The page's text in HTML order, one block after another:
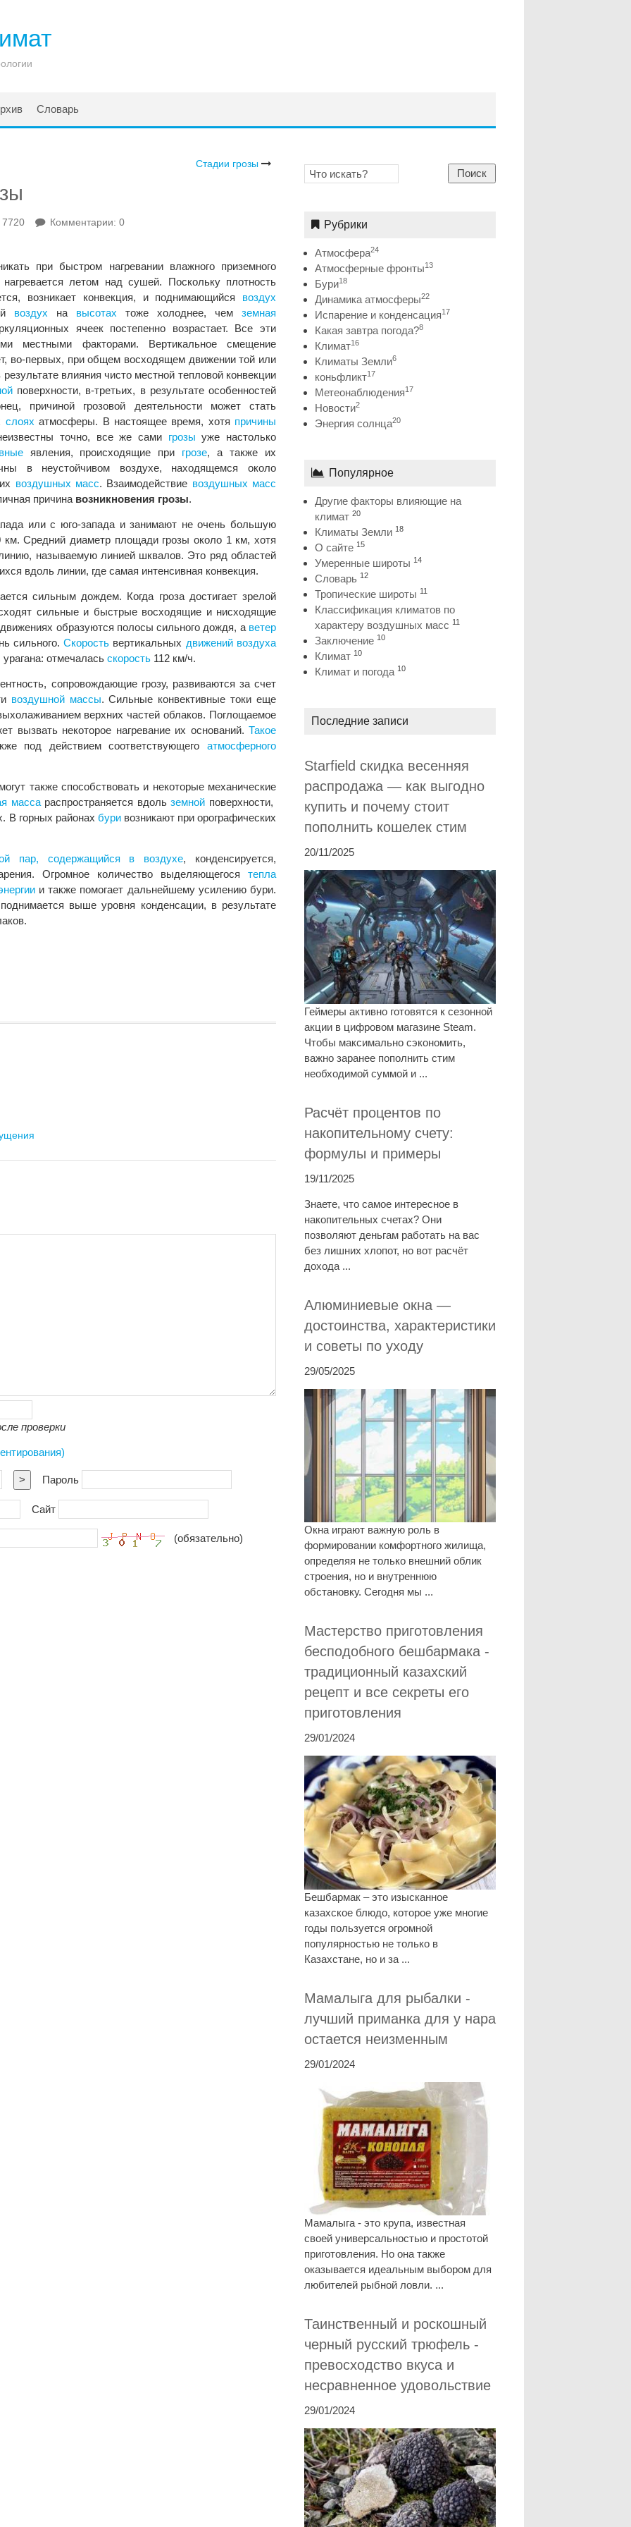
Словарь
Стадии грозы
7720
Комментарии: 0
при быстром нагревании влажного приземного
нагревается летом над сушей. Поскольку плотность
возникает конвекция, и поднимающийся воздух
воздух на высотах тоже холоднее, чем земная
ячеек постепенно возрастает. Все эти
местными факторами. Вертикальное смещение
во-первых, при общем восходящем движении той или
влияния чисто местной тепловой конвекции
поверхности, в-третьих, в результате особенностей
причиной грозовой деятельности может стать
слоях атмосферы. В настоящее время, хотя причины
точно, все же сами грозы уже настолько
явления, происходящие при грозе, а также их
в неустойчивом воздухе, находящемся около
воздушных масс. Взаимодействие воздушных масс
причина возникновения грозы.
или с юго-запада и занимают не очень большую
Средний диаметр площади грозы около 1 км, хотя
называемую линией шквалов. Это ряд областей
вдоль линии, где самая интенсивная конвекция.
сильным дождем. Когда гроза достигает зрелой
сильные и быстрые восходящие и нисходящие
образуются полосы сильного дождя, а ветер
сильного.Скорость вертикальных движений воздуха
урагана: отмечалась скорость 112 км/ч.
сопровождающие грозу, развиваются за счет
воздушной массы. Сильные конвективные токи еще
верхних частей облаков. Поглощаемое
вызвать некоторое нагревание их оснований. Такое
под действием соответствующего атмосферного
могут также способствовать и некоторые механические
массараспространяется вдольземной поверхности,
В горных районах буривозникают при орографических
пар, содержащийся в воздухе, конденсируется,
Огромное количество выделяющегося тепла
и также помогает дальнейшему усилению бури.
выше уровня конденсации, в результате
проверки
> Пароль
Сайт
(обязательно)
Поиск
Рубрики
Атмосфера24
Атмосферные фронты13
Бури18
Динамика атмосферы22
Испарение и конденсация17
Какая завтра погода?8
Климат16
Климаты Земли6
коньфликт17
Метеонаблюдения17
Новости2
Энергия солнца20
Популярное
Другие факторы влияющие на
климат 20
Климаты Земли 18
О сайте 15
Умеренные широты 14
Словарь 12
Тропические широты 11
Классификация климатов по
характеру воздушных масс 11
Заключение 10
Климат 10
Климат и погода 10
Последние записи
Starfield скидка весенняя
распродажа — как выгодно
купить и почему стоит
пополнить кошелек стим
20/11/2025
Геймеры активно готовятся к сезонной
акции в цифровом магазине Steam.
Чтобы максимально сэкономить,
важно заранее пополнить стим
необходимой суммой и ...
Расчёт процентов по
накопительному счету:
формулы и примеры
19/11/2025
Знаете, что самое интересное в
накопительных счетах? Они
позволяют деньгам работать на вас
без лишних хлопот, но вот расчёт
дохода ...
Алюминиевые окна —
достоинства, характеристики
и советы по уходу
29/05/2025
Окна играют важную роль в
формировании комфортного жилища,
определяя не только внешний облик
строения, но и внутреннюю
обстановку. Сегодня мы ...
Мастерство приготовления
бесподобного бешбармака -
традиционный казахский
рецепт и все секреты его
приготовления
29/01/2024
Бешбармак – это изысканное
казахское блюдо, которое уже многие
годы пользуется огромной
популярностью не только в
Казахстане, но и за ...
Мамалыга для рыбалки -
лучший приманка для у нара
остается неизменным
29/01/2024
Мамалыга - это крупа, известная
своей универсальностью и простотой
приготовления. Но она также
оказывается идеальным выбором для
любителей рыбной ловли. ...
Таинственный и роскошный
черный русский трюфель -
превосходство вкуса и
несравненное удовольствие
29/01/2024